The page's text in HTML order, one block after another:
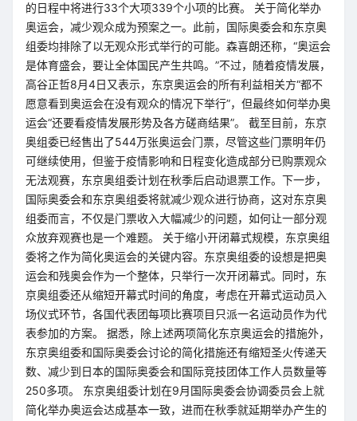
的日程中将进行33个大项339个小项的比赛。 关于简化举办
奥运会，减少观众成为预案之一。此前，国际奥委会和东京奥
组委均排除了以无观众形式举行的可能。森喜朗还称，“奥运会
是体育盛会，要让全体国民产生共鸣。”不过，随着疫情发展，
高谷正哲8月4日又表示，东京奥运会的所有利益相关方“都不
愿意看到奥运会在没有观众的情况下举行”，但最终如何举办奥
运会“还要看疫情发展形势及各方磋商结果”。 截至目前，东京
奥组委已经售出了544万张奥运会门票，尽管这些门票明年仍
可继续使用，但鉴于疫情影响和日程变化造成部分已购票观众
无法观赛，东京奥组委计划在秋季后启动退票工作。下一步，
国际奥委会和东京奥组委将就减少观众进行协商，这对东京奥
组委而言，不仅是门票收入大幅减少的问题，如何让一部分观
众放弃观赛也是一个难题。 关于缩小开闭幕式规模，东京奥组
委将之作为简化奥运会的关键内容。东京奥组委的设想是把奥
运会和残奥会作为一个整体，只举行一次开闭幕式。同时，东
京奥组委还从缩短开幕式时间的角度，考虑在开幕式运动员入
场仪式环节，各国代表团每项比赛项目只派一名运动员作为代
表参加的方案。 据悉，除上述两项简化东京奥运会的措施外，
东京奥组委和国际奥委会讨论的简化措施还有缩短圣火传递天
数、减少到日本的国际奥委会和国际竞技团体工作人员数量等
250多项。 东京奥组委计划在9月国际奥委会协调委员会上就
简化举办奥运会达成基本一致，进而在秋季就延期举办产生的